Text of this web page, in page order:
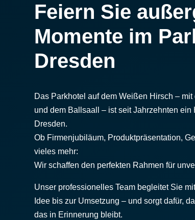
Feiern Sie
Momente im
Dresden
Das Parkhotel auf dem Weißen Hirsch –
und dem Ballsaall – ist seit Jahrzehnten
Dresden.
Ob Firmenjubiläum, Produktpräsentation,
vieles mehr:
Wir schaffen den perfekten Rahmen für
Unser professionelles Team begleitet Sie
Idee bis zur Umsetzung – und sorgt dafür,
das in Erinnerung bleibt.